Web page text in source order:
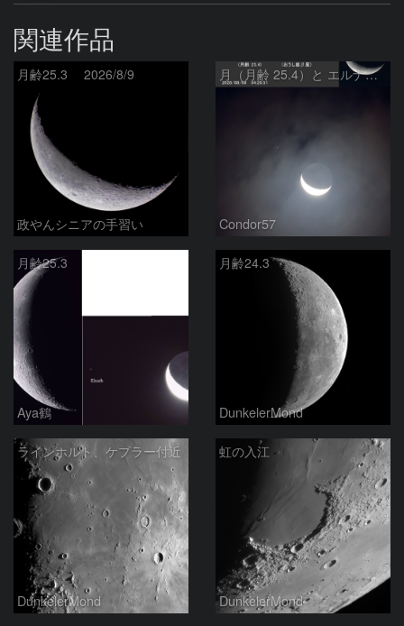
関連作品
月齢25.3 2026/8/9
政やんシニアの手習い
月（月齢 25.4）と エルナト（おうし座β星）
Condor57
月齢25.3
Aya鶴
月齢24.3
DunkelerMond
ラインホルト、ケプラー付近
DunkelerMond
虹の入江
DunkelerMond